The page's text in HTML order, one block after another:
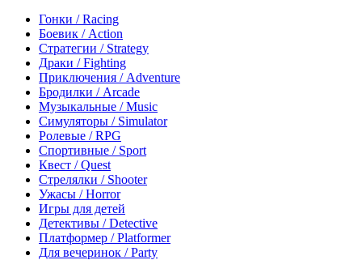
Гонки / Racing
Боевик / Action
Стратегии / Strategy
Драки / Fighting
Приключения / Adventure
Бродилки / Arcade
Музыкальные / Music
Симуляторы / Simulator
Ролевые / RPG
Спортивные / Sport
Квест / Quest
Стрелялки / Shooter
Ужасы / Horror
Игры для детей
Детективы / Detective
Платформер / Platformer
Для вечеринок / Party